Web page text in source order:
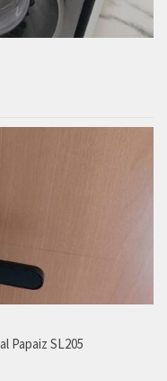
Papaiz SL205